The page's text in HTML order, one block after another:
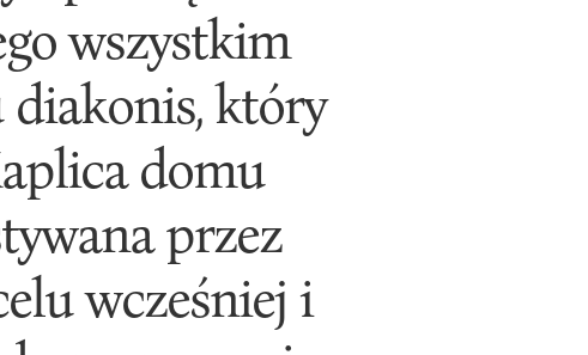
wszystkim
który
domu
przez
wcześniej i